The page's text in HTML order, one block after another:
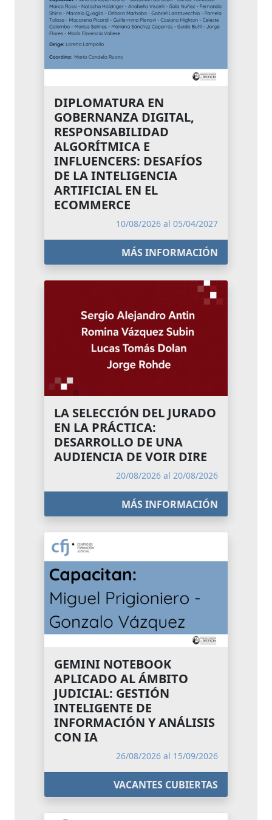
DIPLOMATURA EN
GOBERNANZA DIGITAL,
RESPONSABILIDAD
ALGORÍTMICA E
INFLUENCERS: DESAFÍOS
DE LA INTELIGENCIA
ARTIFICIAL EN EL
ECOMMERCE
10/08/2026 al 05/04/2027
MÁS INFORMACIÓN
LA SELECCIÓN DEL JURADO
EN LA PRÁCTICA:
DESARROLLO DE UNA
AUDIENCIA DE VOIR DIRE
20/08/2026 al 20/08/2026
MÁS INFORMACIÓN
GEMINI NOTEBOOK
APLICADO AL ÁMBITO
JUDICIAL: GESTIÓN
INTELIGENTE DE
INFORMACIÓN Y ANÁLISIS
CON IA
26/08/2026 al 15/09/2026
VACANTES CUBIERTAS